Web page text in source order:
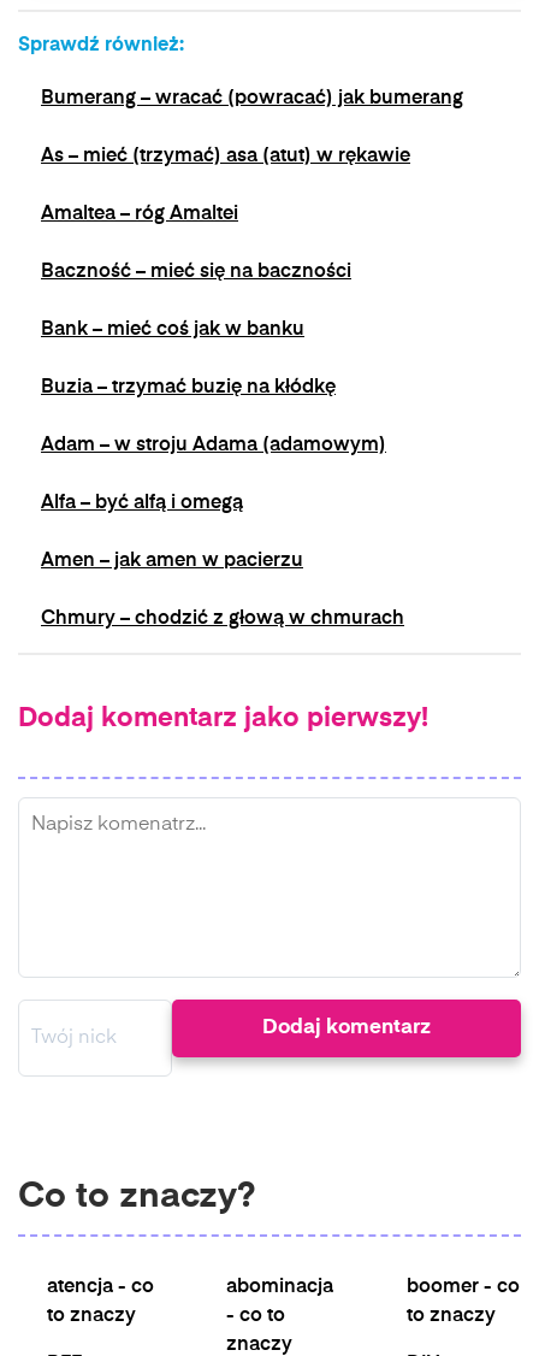
jest możliwe poprzez kontakt z Administratorem
naciśniecie przycisku "wypisz się" znajdującego
Sprawdź również:
Bumerang – wracać (powracać) jak bumerang
As – mieć (trzymać) asa (atut) w rękawie
Amaltea – róg Amaltei
Baczność – mieć się na baczności
Bank – mieć coś jak w banku
Buzia – trzymać buzię na kłódkę
Adam – w stroju Adama (adamowym)
Alfa – być alfą i omegą
Amen – jak amen w pacierzu
Chmury – chodzić z głową w chmurach
Dodaj komentarz jako pierwszy!
Co to znaczy?
atencja - co
to znaczy
abominacja
- co to
znaczy
boomer - co
to znaczy